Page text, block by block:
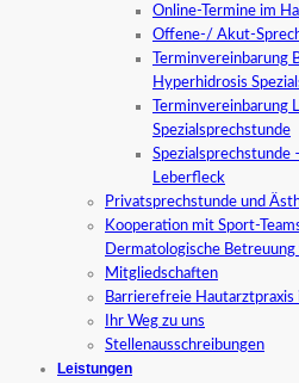
Online-Termine im
Offene-/ Akut-
Terminvereinbarung
Hyperhidrosis
Terminvereinbarung
Spezialsprechstunde
Leberfleck
Privatsprechstunde und
Kooperation mit Sport-
Dermatologische
Mitgliedschaften
Barrierefreie Hautarztpraxis
Ihr Weg zu uns
Stellenausschreibungen
Leistungen